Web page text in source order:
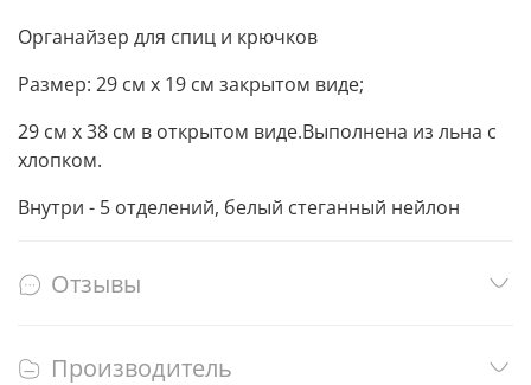
Органайзер для спиц и крючков
Размер: 29 см х 19 см закрытом виде;
29 см х38 см в открытом виде.Выполнена из льна с
хлопком.
Внутри - 5 отделений, белый стеганный нейлон
Отзывы
Производитель